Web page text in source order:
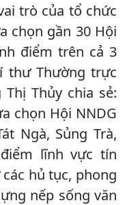
trò của tổ chức
chọn gần 30 Hội
điểm trên cả 3
thư Thường trực
Thủy chia sẻ:
chọn Hội NNDG
Ngà, Sủng Trà,
lĩnh vực tín
hủ tục, phong
nếp sống văn